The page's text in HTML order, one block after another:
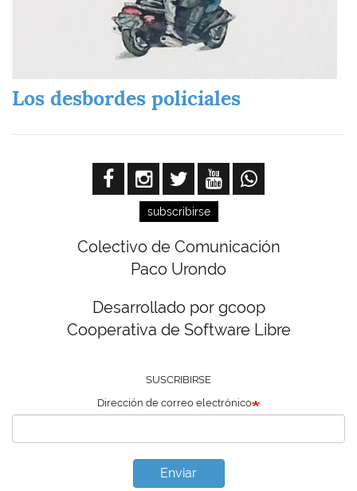
Los desbordes policiales
subscribirse
Colectivo de Comunicación
Paco Urondo
Desarrollado por gcoop
Cooperativa de Software Libre
SUSCRIBIRSE
Dirección de correo electrónico
Enviar